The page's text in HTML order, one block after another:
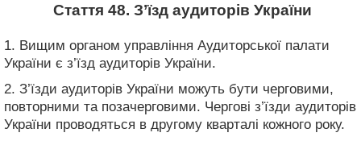
Стаття 48. З’їзд аудиторів України
1. Вищим органом управління Аудиторської палати
України є з’їзд аудиторів України.
2. З’їзди аудиторів України можуть бути черговими,
повторними та позачерговими. Чергові з’їзди аудиторів
України проводяться в другому кварталі кожного року.